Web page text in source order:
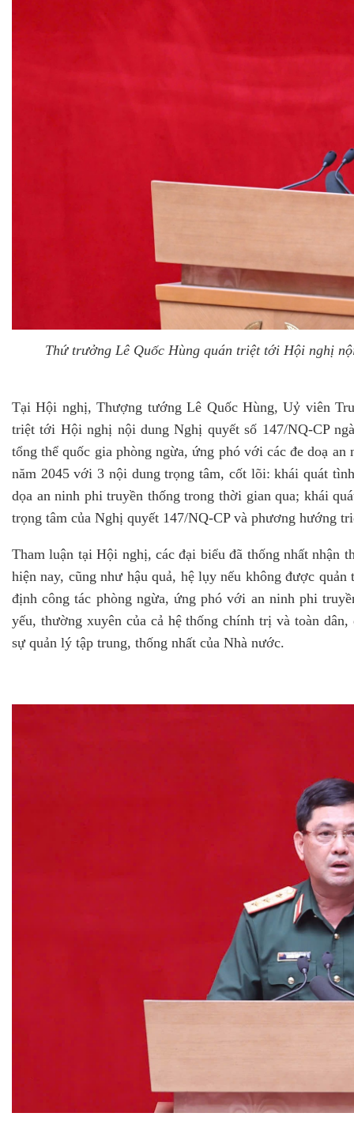
Thứ trưởng Lê Quốc Hùng quán triệt tới Hội nghị
Tại Hội nghị, Thượng tướng Lê Quốc Hùng, Uỷ viên
triệt tới Hội nghị nội dung Nghị quyết số 147/NQ-CP
tổng thể quốc gia phòng ngừa, ứng phó với các đe doạ
năm 2045 với 3 nội dung trọng tâm, cốt lõi: khái quát
dọa an ninh phi truyền thống trong thời gian qua; khái
trọng tâm của Nghị quyết 147/NQ-CP và phương hướng
Tham luận tại Hội nghị, các đại biểu đã thống nhất nhận
hiện nay, cũng như hậu quả, hệ lụy nếu không được
định công tác phòng ngừa, ứng phó với an ninh phi
yếu, thường xuyên của cả hệ thống chính trị và toàn
sự quản lý tập trung, thống nhất của Nhà nước.